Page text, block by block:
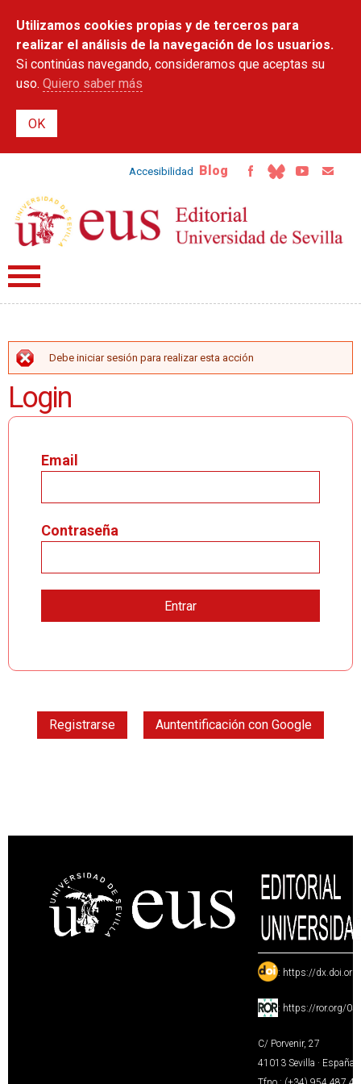
contenido
principal
Utilizamos cookies propias y de terceros para
realizar el análisis de la navegación de los usuarios.
Si continúas navegando, consideramos que aceptas su
uso. Quiero saber más
Accesibilidad Blog
MENSAJE DE ERROR
Debe iniciar sesión para realizar esta acción
Login
Email
Contraseña
Registrarse Auntentificación con Google
: https://
: https://ror.org/
C/ Porvenir, 27
41013 Sevilla · España